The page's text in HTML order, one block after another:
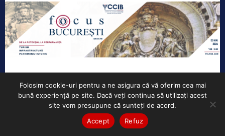
Folosim cookie-uri pentru a ne asigura că vă oferim cea mai
bună experiență pe site. Dacă veți continua să utilizați acest
site vom presupune că sunteți de acord.
Accept
Refuz